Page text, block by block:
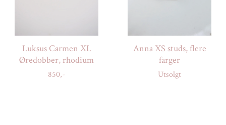
Luksus Carmen XL
Øredobber, rhodium
850,-
Anna XS studs, flere
farger
Utsolgt